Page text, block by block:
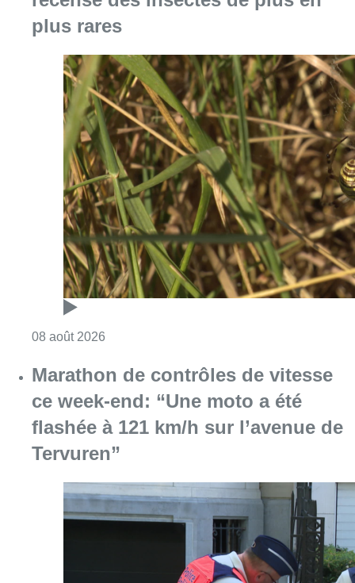
plus rares
08 août 2026
Marathon de contrôles de vitesse
ce week-end: “Une moto a été
flashée à 121 km/h sur l’avenue de
Tervuren”